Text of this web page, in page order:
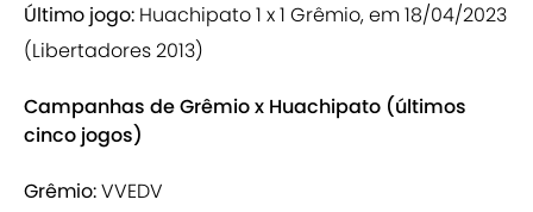
Último jogo: Huachipato 1 x 1 Grêmio, em 18/04/2023
(Libertadores 2013)
Campanhas de Grêmio x Huachipato (últimos
cinco jogos)
Grêmio:VVEDV